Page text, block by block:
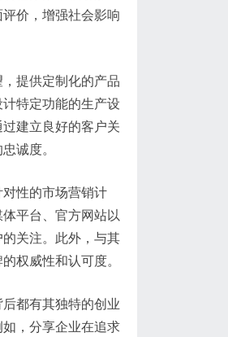
价，增强社会影响
提供定制化的产品
特定功能的生产设
建立良好的客户关
诚度。
性的市场营销计
平台、官方网站以
关注。此外，与其
权威性和认可度。
都有其独特的创业
，分享企业在追求